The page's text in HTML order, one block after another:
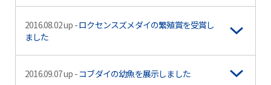
2016.08.02 up -ロクセンスズメダイの繁殖賞を受賞し
ました
2016.09.07 up -コブダイの幼魚を展示しました